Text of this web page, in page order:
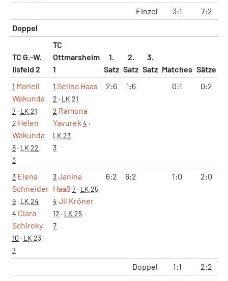
Einzel 3:1 7:2
Doppel
TC G.-W.
Ilsfeld 2
TC
Ottmarsheim
1
1.
Satz
2.
Satz
3.
Satz Matches Sätze
1 Mariell
Wakunda
7· LK 21
2 Helen
Wakunda
8· LK 22
3
1 Selina Haas
2 · LK 21
2 Ramona
Yavurek 4 ·
LK 23
3
2:6 1:6 0:1 0:2
3 Elena
Schneider
9· LK 24
4 Clara
Schiroky
10 · LK 23
7
3Janina
Haaß 7· LK 25
4 Jil Kröner
12 · LK 25
7
6:2 6:2 1:0 2:0
Doppel 1:1 2:2